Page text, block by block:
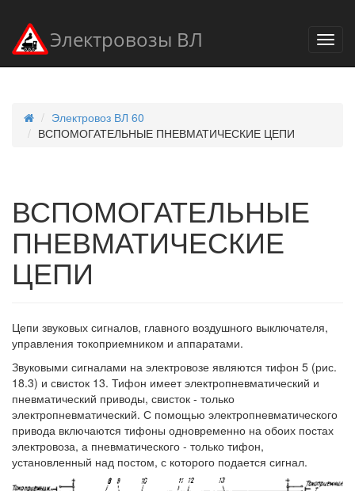
Электровозы ВЛ
Электровоз ВЛ 60
ВСПОМОГАТЕЛЬНЫЕ ПНЕВМАТИЧЕСКИЕ ЦЕПИ
ВСПОМОГАТЕЛЬНЫЕ
ПНЕВМАТИЧЕСКИЕ
ЦЕПИ
Цепи звуковых сигналов, главного воздушного выключателя,
управления токоприемником и аппаратами.
Звуковыми сигналами на электровозе являются тифон 5 (рис.
18.3) и свисток 13. Тифон имеет электропневматический и
пневматический приводы, свисток - только
электропневматический. С помощью электропневматического
привода включаются тифоны одновременно на обоих постах
электровоза, а пневматического - только тифон,
установленный над постом, с которого подается сигнал.